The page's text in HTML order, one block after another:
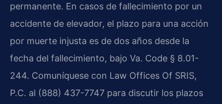
permanente. En casos de fallecimiento por un
accidente de elevador, el plazo para una acción
por muerte injusta es de dos años desde la
fecha del fallecimiento, bajo Va. Code § 8.01-
244. Comuníquese con Law Offices Of SRIS,
P.C. al (888) 437-7747 para discutir los plazos